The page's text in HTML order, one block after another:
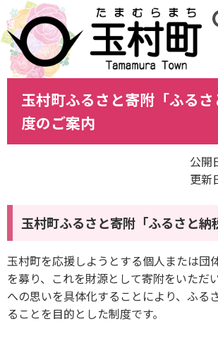
玉村町ふるさと寄附「ふる
度のご案内
公開
更新
玉村町ふるさと寄附「ふるさと納
玉村町を応援しようとする個人または団
を募り、これを財源として寄附をいただ
への思いを具体化することにより、ふる
ることを目的とした制度です。